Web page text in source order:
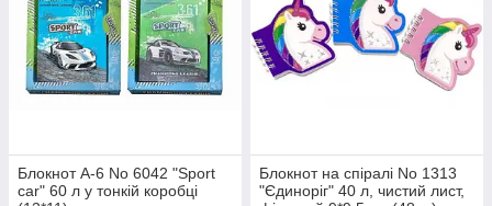
Блокнот A-6 No 6042 "Sport
car" 60 л у тонкій коробці
Блокнот на спіралі No 1313
"Єдиноріг" 40 л, чистий лист,